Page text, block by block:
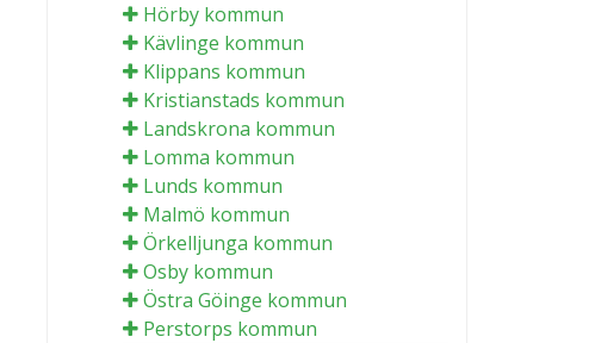
Hörby kommun
Kävlinge kommun
Klippans kommun
Kristianstads kommun
Landskrona kommun
Lomma kommun
Lunds kommun
Malmö kommun
Örkelljunga kommun
Osby kommun
Östra Göinge kommun
Perstorps kommun